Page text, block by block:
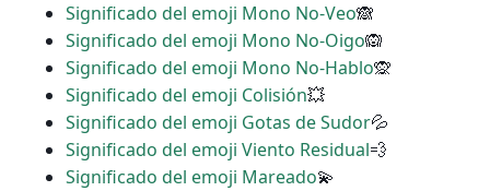
Significado del emoji Mono No-Veo🙈
Significado del emoji Mono No-Oigo🙉
Significado del emoji Mono No-Hablo🙊
Significado del emoji Colisión💥
Significado del emoji Gotas de Sudor💦
Significado del emoji Viento Residual💨
Significado del emoji Mareado💫